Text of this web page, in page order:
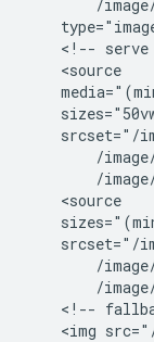
/
<!--
    <source
srcset="/
/
/
    <source
srcset="/
/
/
<!--
<img